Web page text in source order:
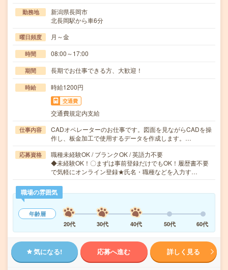
勤務地
新潟県長岡市
北長岡駅から車6分
曜日頻度 月～金
時間 08:00～17:00
期間 長期でお仕事できる方、大歓迎！
時給 時給1200円
交通費
交通費規定内支給
仕事内容
CADオペレーターのお仕事です。図面を見ながらCADを操
作し、板金加工で使用するデータを作成します。…
応募資格
職種未経験OK / ブランクOK / 英語力不要
◆未経験OK！〇まずは事前登録だけでもOK！履歴書不要
で気軽にオンライン登録★氏名・職種などを入力す…
職場の雰囲気
年齢層
20代
30代 40代 50代 60代
気になる! 応募へ進む 詳しく見る